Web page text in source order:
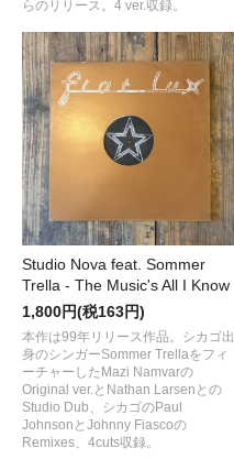
らのリリース。4 ver.収録。
Studio Nova feat. Sommer
Trella - The Music's All I Know
1,800円(税163円)
本作は99年リリース作品。シカゴ出
身のシンガーSommer Trellaをフィ
ーチャーしたMazi Namvarの
Original ver.とNathan Larsenとの
Studio Dub、シカゴのPaul
JohnsonとJohnny Fiascoの
Remixes、4cuts収録。